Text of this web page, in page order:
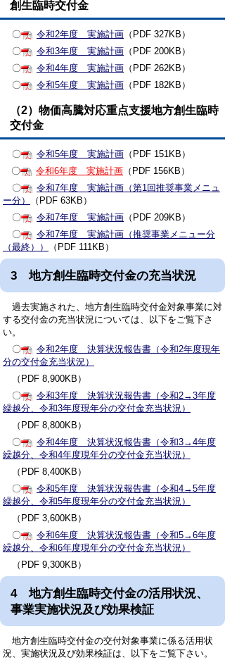
創生臨時交付金
〇 令和2年度 実施計画 （PDF 327KB）
〇
令和3年度 実施計画 （PDF 200KB）
〇
令和4年度 実施計画 （PDF 262KB）
〇
令和5年度 実施計画 （PDF 182KB）
（2）物価高騰対応重点支援地方創生臨時
交付金
〇 令和5年度 実施計画 （PDF 151KB）
〇
令和6年度 実施計画 （PDF 156KB）
〇
令和7年度 実施計画（第1回推奨事業メニュ
ー分）
（PDF 63KB）
〇
令和7年度 実施計画 （PDF 209KB）
〇
令和7年度 実施計画（推奨事業メニュー分
（最終））
（PDF 111KB）
3 地方創生臨時交付金の充当状況
過去実施された、地方創生臨時交付金対象事業に対
する交付金の充当状況については、以下をご覧下さ
い。
〇
令和2年度 決算状況報告書（令和2年度現年
分の交付金充当状況）
（PDF 8,900KB）
〇
令和3年度 決算状況報告書（令和2→3年度
繰越分、令和3年度現年分の交付金充当状況）
（PDF 8,800KB）
〇
令和4年度 決算状況報告書（令和3→4年度
繰越分、令和4年度現年分の交付金充当状況）
（PDF 8,400KB）
〇
令和5年度 決算状況報告書（令和4→5年度
繰越分、令和5年度現年分の交付金充当状況）
（PDF 3,600KB）
〇
令和6年度 決算状況報告書（令和5→6年度
繰越分、令和6年度現年分の交付金充当状況）
（PDF 9,300KB）
4 地方創生臨時交付金の活用状況、
事業実施状況及び効果検証
地方創生臨時交付金の交付対象事業に係る活用状
況、実施状況及び効果検証は、以下をご覧下さい。